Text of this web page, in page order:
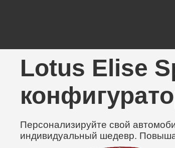
Lotus Elise
Персонализируйте свой
индивидуальный шедевр.